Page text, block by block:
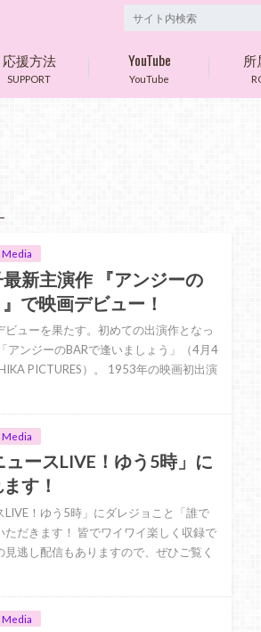
SUPPORT
応援方法
YouTube
YouTube
Media
新主演作 『アンジーの
で映画デビュー！
ューを果たす。初めての出演作となっ
アンジーのBARで逢いましょう」（4月4
PICTURES）。 1953年の映画初出演
Media
ースLIVE！ゆう5時」に
す！
！ゆう5時」にダレジョこと「誰で
だきます！ 皆でワイワイ楽しく収録で
逃し配信もありますので、ぜひご覧く
Media